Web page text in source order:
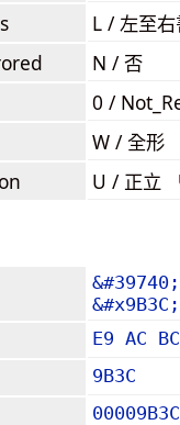
L / 左至右
N / 否
0 /
W / 全形
U / 正立
&#39740;
&#x9B3C;
E9 AC BC
9B3C
00009B3C